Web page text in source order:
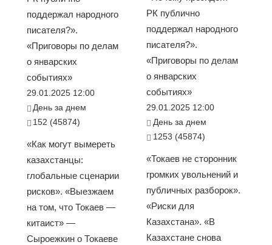
поддержал народного
писателя?».
«Приговоры по делам
о январских
событиях»
29.01.2025 12:00
День за днем
152 (45874)
«Как могут вымереть
казахстанцы:
глобальные сценарии
рисков». «Выезжаем
на том, что Токаев —
китаист» —
Сыроежкин о Токаеве
РК публично
поддержал народного
писателя?».
«Приговоры по делам
о январских
событиях»
29.01.2025 12:00
День за днем
1253 (45874)
«Токаев не сторонник
громких увольнений и
публичных разборок».
«Риски для
Казахстана». «В
Казахстане снова